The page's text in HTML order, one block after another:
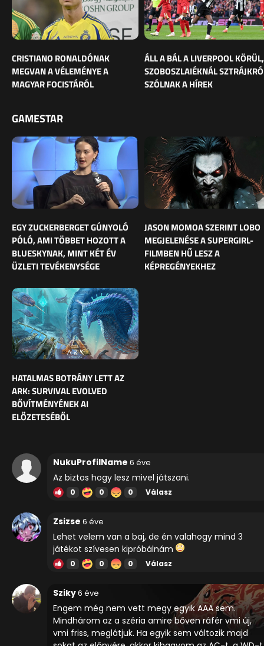
CRISTIANO RONALDÓNAK
MEGVAN A VÉLEMÉNYE A
MAGYAR FOCISTÁRÓL
ÁLL A BÁL A LIVERPOOL KÖRÜL,
SZOBOSZLAIÉKNÁL
SZÓLNAK A HÍREK
GAMESTAR
EGY ZUCKERBERGET GÚNYOLÓ
PÓLÓ, AMI TÖBBET HOZOTT A
BLUESKYNAK, MINT KÉT ÉV
ÜZLETI TEVÉKENYSÉGE
JASON MOMOA SZERINT LOBO
MEGJELENÉSE A SUPERGIRL-
FILMBEN HŰ LESZ A
KÉPREGÉNYEKHEZ
HATALMAS BOTRÁNY LETT AZ
ARK: SURVIVAL EVOLVED
BŐVÍTMÉNYÉNEK AI
ELŐZETESÉBŐL
NukuProfilName 6 éve
Az biztos hogy lesz mivel játszani.
0 0 0 Válasz
Zsizse 6 éve
Lehet velem van a baj, de én valahogy mind 3
játékot szívesen kipróbálnám
0 0 0 Válasz
Sziky6 éve
Engem még nem vett megy egyik AAA sem.
Mindhárom az a széria amire bőven ráfér vmi új,
vmi friss, meglátjuk. Ha egyik sem változik majd